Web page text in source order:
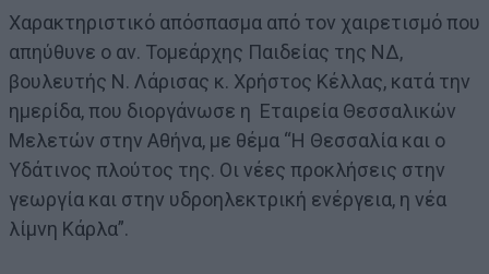
Χαρακτηριστικό απόσπασμα από τον χαιρετισμό που
απηύθυνε ο αν. Τομεάρχης Παιδείας της ΝΔ,
βουλευτής Ν. Λάρισας κ. Χρήστος Κέλλας, κατά την
ημερίδα, που διοργάνωσε η Εταιρεία Θεσσαλικών
Μελετών στην Αθήνα, με θέμα “Η Θεσσαλία και ο
Υδάτινος πλούτος της. Οι νέες προκλήσεις στην
γεωργία και στην υδροηλεκτρική ενέργεια, η νέα
λίμνη Κάρλα”.